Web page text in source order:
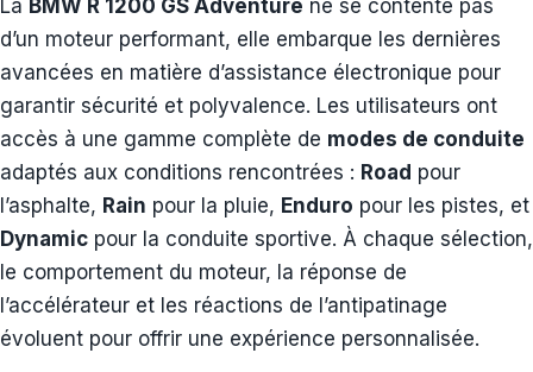
La BMW R 1200 GS Adventure ne se contente pas
d’un moteur performant, elle embarque les dernières
avancées en matière d’assistance électronique pour
garantir sécurité et polyvalence. Les utilisateurs ont
accès à une gamme complète de modes de conduite
adaptés aux conditions rencontrées : Road pour
l’asphalte, Rain pour la pluie, Enduro pour les pistes, et
Dynamic pour la conduite sportive. À chaque sélection,
le comportement du moteur, la réponse de
l’accélérateur et les réactions de l’antipatinage
évoluent pour offrir une expérience personnalisée.